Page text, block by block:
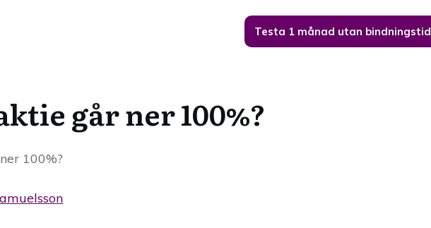
Testa 1 månad utan bindningstid
går ner 100%?
100%?